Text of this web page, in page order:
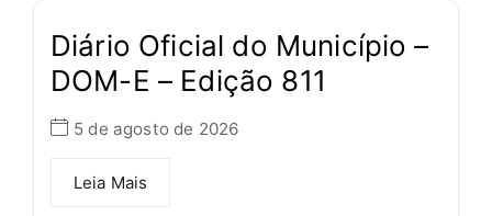
Diário Oficial do Município –
DOM-E – Edição 811
5 de agosto de 2026
Leia Mais